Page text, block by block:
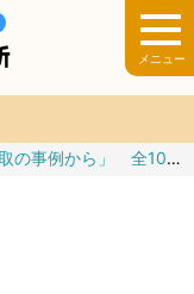
の事例から」 全10回